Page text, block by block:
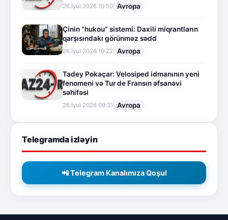
26.İyul.2026 10:50 Avropa
Çinin “hukou” sistemi: Daxili miqrantların
qarşısındakı görünməz sədd
26.İyul.2026 10:22 Avropa
Tadey Pokaçar: Velosiped idmanının yeni
fenomeni və Tur de Fransın əfsanəvi
səhifəsi
26.İyul.2026 09:31 Avropa
Telegramda izləyin
📲 Telegram Kanalımıza Qoşul